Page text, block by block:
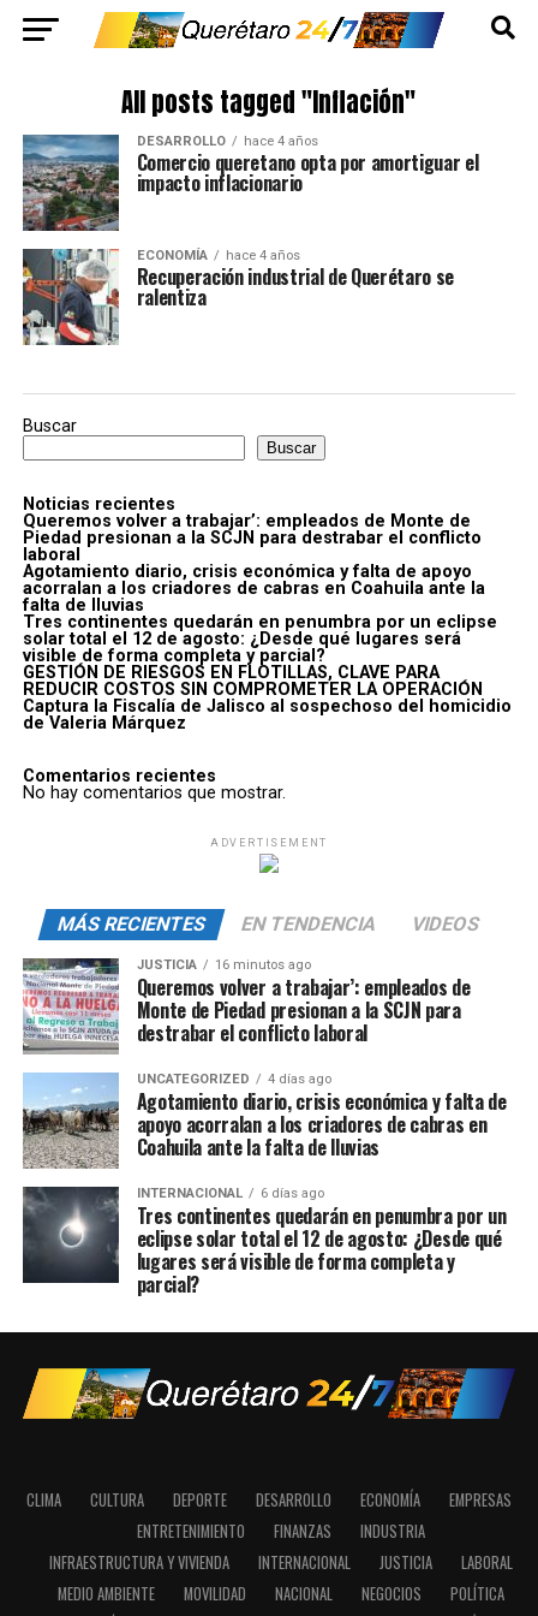
All posts tagged "Inflación"
DESARROLLO hace 4 años
Comercio queretano opta por amortiguar el
impacto inflacionario
ECONOMÍA hace 4 años
Recuperación industrial de Querétaro se
ralentiza
Buscar
Buscar
Noticias recientes
Queremos volver a trabajar’: empleados de Monte de
Piedad presionan a la SCJN para destrabar el conflicto
laboral
Agotamiento diario, crisis económica y falta de apoyo
acorralan a los criadores de cabras en Coahuila ante la
falta de lluvias
Tres continentes quedarán en penumbra por un eclipse
solar total el 12 de agosto: ¿Desde qué lugares será
visible de forma completa y parcial?
GESTIÓN DE RIESGOS EN FLOTILLAS, CLAVE PARA
REDUCIR COSTOS SIN COMPROMETER LA OPERACIÓN
Captura la Fiscalía de Jalisco al sospechoso del homicidio
de Valeria Márquez
Comentarios recientes
No hay comentarios que mostrar.
ADVERTISEMENT
MÁS RECIENTES EN TENDENCIA VIDEOS
JUSTICIA 16 minutos ago
Queremos volver a trabajar’: empleados de
Monte de Piedad presionan a la SCJN para
destrabar el conflicto laboral
UNCATEGORIZED 4 días ago
Agotamiento diario, crisis económica y falta de
apoyo acorralan a los criadores de cabras en
Coahuila ante la falta de lluvias
INTERNACIONAL 6 días ago
Tres continentes quedarán en penumbra por un
eclipse solar total el 12 de agosto: ¿Desde qué
lugares será visible de forma completa y
parcial?
CLIMA CULTURA DEPORTE DESARROLLO ECONOMÍA
EMPRESAS
ENTRETENIMIENTO
FINANZAS
INDUSTRIA
INFRAESTRUCTURA Y VIVIENDA
INTERNACIONAL JUSTICIA
LABORAL
MEDIO AMBIENTE
MOVILIDAD NACIONAL NEGOCIOS
POLÍTICA